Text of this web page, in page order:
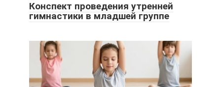
Конспект проведения утренней
гимнастики в младшей группе